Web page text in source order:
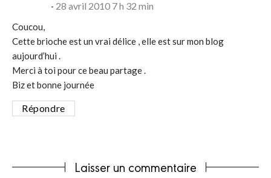
28 avril 2010 7 h 32 min
Coucou,
Cette brioche est un vrai délice , elle est sur mon blog
aujourd’hui .
Merci à toi pour ce beau partage .
Biz et bonne journée
Répondre
Laisser un commentaire